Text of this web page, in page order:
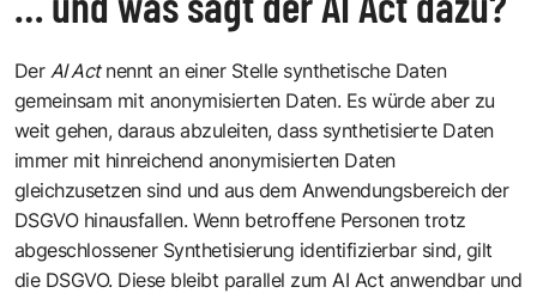
Der AI Actnennt an einer Stelle synthetische Daten
gemeinsam mit anonymisierten Daten. Es würde aber zu
weit gehen, daraus abzuleiten, dass synthetisierte Daten
immer mit hinreichend anonymisierten Daten
gleichzusetzen sind und aus dem Anwendungsbereich der
DSGVO hinausfallen. Wenn betroffene Personen trotz
abgeschlossener Synthetisierung identifizierbar sind, gilt
die DSGVO. Diese bleibt parallel zum AI Act anwendbar und